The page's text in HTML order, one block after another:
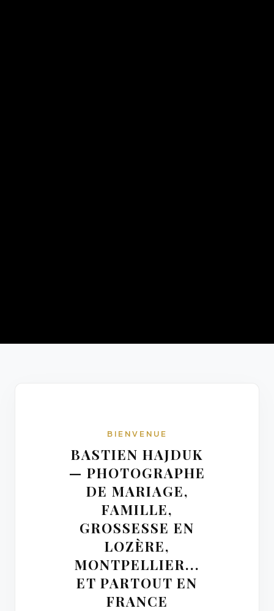
BIENVENUE
BASTIEN HAJDUK
— PHOTOGRAPHE
DE MARIAGE,
FAMILLE,
GROSSESSE EN
LOZÈRE,
MONTPELLIER...
ET PARTOUT EN
FRANCE